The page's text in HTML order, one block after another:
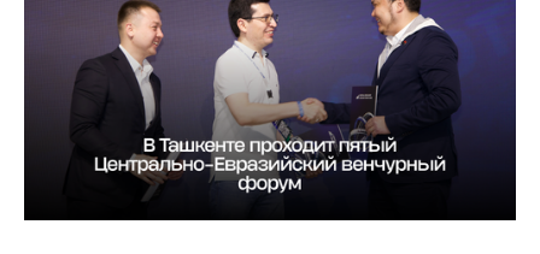
рынок, но и на весь регион Юго-Восточной
Азии. Новый хаб станет